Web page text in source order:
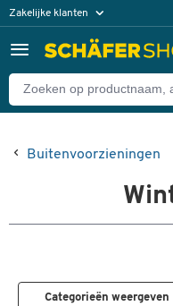
Zakelijke klanten
Particuliere klanten
Buitenvoorzieningen
Categorieën weergeven